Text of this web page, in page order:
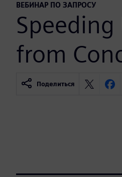
ВЕБИНАР ПО ЗАПРОСУ
from
Поделиться